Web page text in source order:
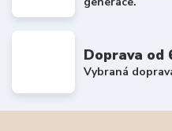
Doprava od
Vybraná